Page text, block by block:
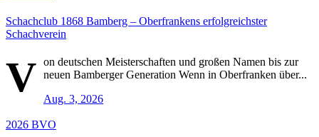
Schachclub 1868 Bamberg – Oberfrankens erfolgreichster
Schachverein
V on deutschen Meisterschaften und großen Namen bis zur
neuen Bamberger Generation Wenn in Oberfranken über...
Aug. 3, 2026
2026 BVO